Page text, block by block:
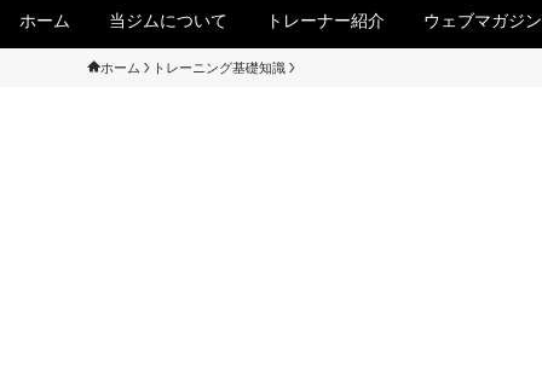
ホーム 当ジムについて トレーナー紹介 ウェブマガジン
ホーム トレーニング基礎知識